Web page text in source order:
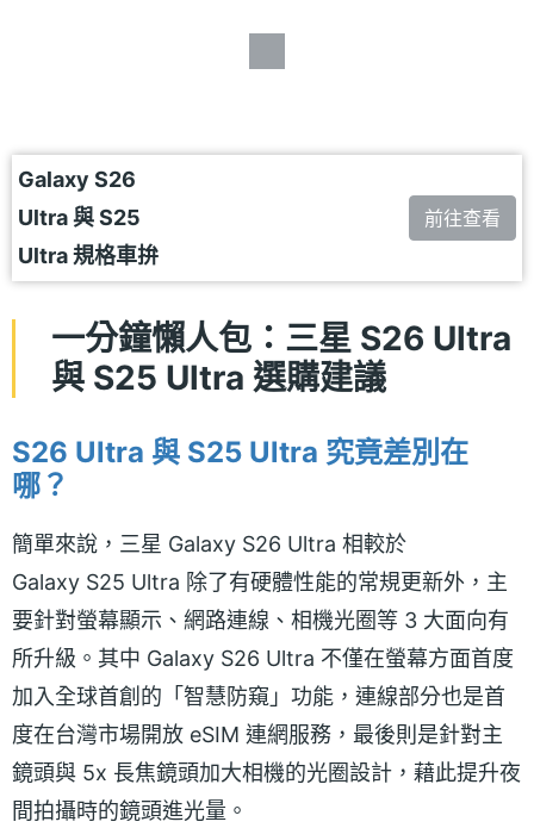
Galaxy S26
Ultra 與 S25
Ultra 規格車拚
前往查看
一分鐘懶人包：三星 S26 Ultra
與 S25 Ultra 選購建議
S26 Ultra 與 S25 Ultra 究竟差別在
哪？
簡單來說，三星 Galaxy S26 Ultra 相較於
Galaxy S25 Ultra 除了有硬體性能的常規更新外，主
要針對螢幕顯示、網路連線、相機光圈等 3 大面向有
所升級。其中 Galaxy S26 Ultra 不僅在螢幕方面首度
加入全球首創的「智慧防窺」功能，連線部分也是首
度在台灣市場開放 eSIM 連網服務，最後則是針對主
鏡頭與 5x 長焦鏡頭加大相機的光圈設計，藉此提升夜
間拍攝時的鏡頭進光量。